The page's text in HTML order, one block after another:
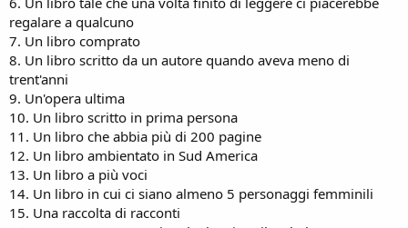
regalare a qualcuno
7. Un libro comprato
8. Un libro scritto da un autore quando aveva meno di
trent'anni
9. Un'opera ultima
10. Un libro scritto in prima persona
11. Un libro che abbia più di 200 pagine
12. Un libro ambientato in Sud America
13. Un libro a più voci
14. Un libro in cui ci siano almeno 5 personaggi femminili
15. Una raccolta di racconti